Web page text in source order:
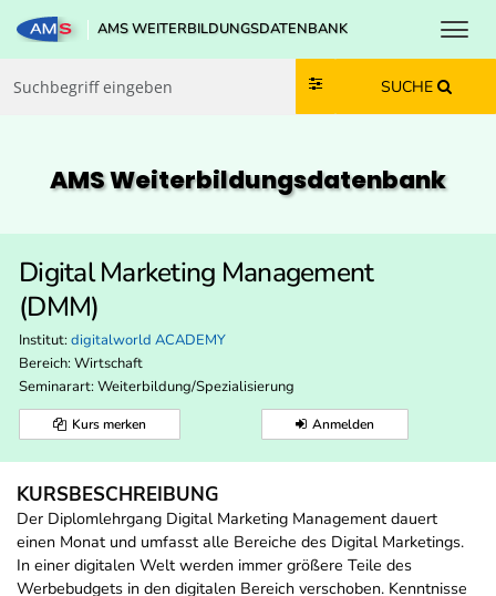
Zum Inhalt springen
Zum Navmenü springen
Zur Suche springen
Zur Footer springen
AMS WEITERBILDUNGSDATENBANK
SUCHE
AMS Weiterbildungs­datenbank
Digital Marketing Management
(DMM)
Institut: digitalworld ACADEMY
Bereich: Wirtschaft
Seminarart: Weiterbildung/Spezialisierung
Kurs merken Anmelden
KURSBESCHREIBUNG
Der Diplomlehrgang Digital Marketing Management dauert
einen Monat und umfasst alle Bereiche des Digital Marketings.
In einer digitalen Welt werden immer größere Teile des
Werbebudgets in den digitalen Bereich verschoben. Kenntnisse